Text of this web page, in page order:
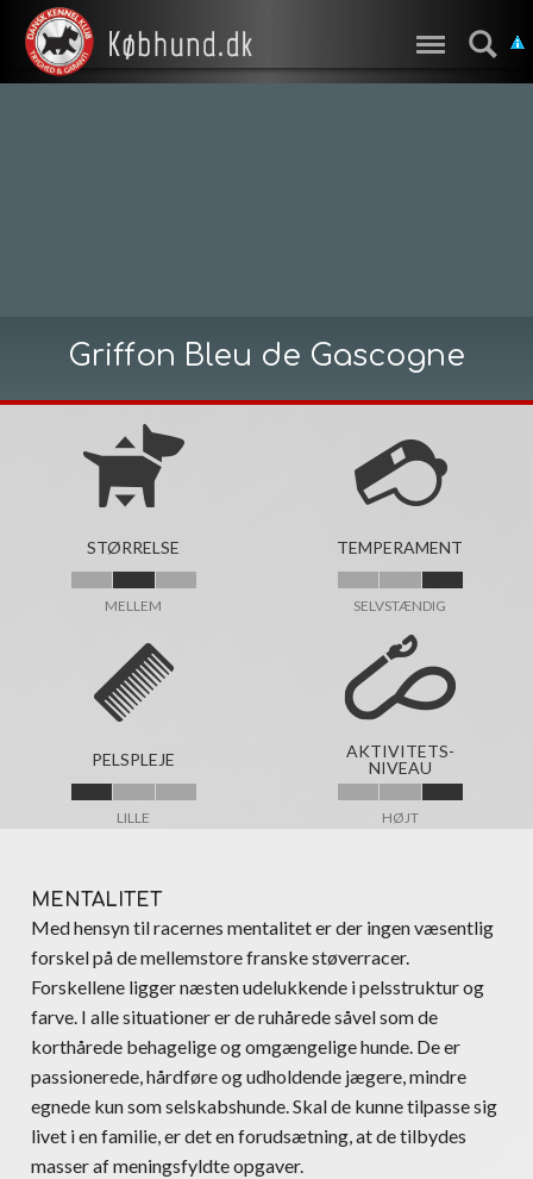
Griffon Bleu de Gascogne
STØRRELSE
MELLEM
TEMPERAMENT
SELVSTÆNDIG
PELSPLEJE
LILLE
AKTIVITETS-
NIVEAU
HØJT
MENTALITET
Med hensyn til racernes mentalitet er der ingen væsentlig
forskel på de mellemstore franske støverracer.
Forskellene ligger næsten udelukkende i pelsstruktur og
farve. I alle situationer er de ruhårede såvel som de
korthårede behagelige og omgængelige hunde. De er
passionerede, hårdføre og udholdende jægere, mindre
egnede kun som selskabshunde. Skal de kunne tilpasse sig
livet i en familie, er det en forudsætning, at de tilbydes
masser af meningsfyldte opgaver.